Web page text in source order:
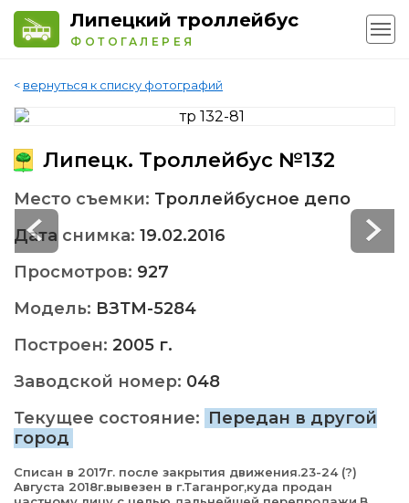
Липецкий троллейбус
ФОТОГАЛЕРЕЯ
< вернуться к списку фотографий
Липецк. Троллейбус №132
Место съемки: Троллейбусное депо
Дата снимка: 19.02.2016
Просмотров: 927
Модель: ВЗТМ-5284
Построен: 2005 г.
Заводской номер: 048
Текущее состояние: Передан в другой
город
Списан в 2017г. после закрытия движения.23-24 (?)
Августа 2018г.вывезен в г.Таганрог,куда продан